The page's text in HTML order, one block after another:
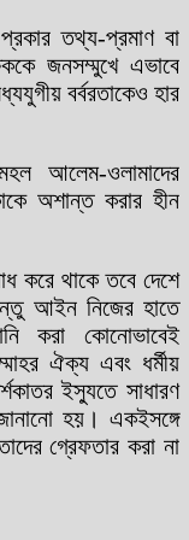
তথ্য-প্রমাণ বা
জনসম্মুখে এভাবে
বর্বরতাকেও হার
আলেম-ওলামাদের
অশান্ত করার হীন
করে থাকে তবে দেশে
আইন নিজের হাতে
করা কোনোভাবেই
ঐক্য এবং ধর্মীয়
ইস্যুতে সাধারণ
হয়। একইসঙ্গে
গ্রেফতার করা না